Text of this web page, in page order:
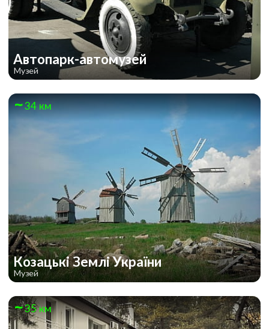
Автопарк-автомузей
Музей
34 км
Козацькі Землі України
Музей
35 км